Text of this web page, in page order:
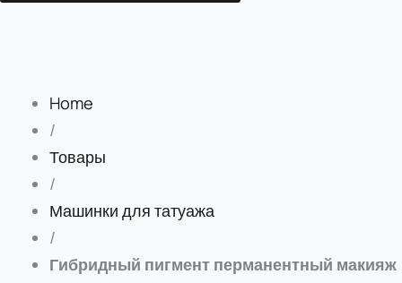
Home
/
Товары
/
Машинки для татуажа
/
Гибридный пигмент перманентный макияж